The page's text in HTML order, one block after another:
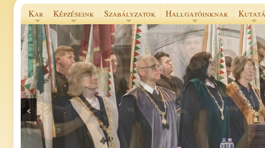
Kar Képzéseink Szabályzatok Hallgatóinknak
<